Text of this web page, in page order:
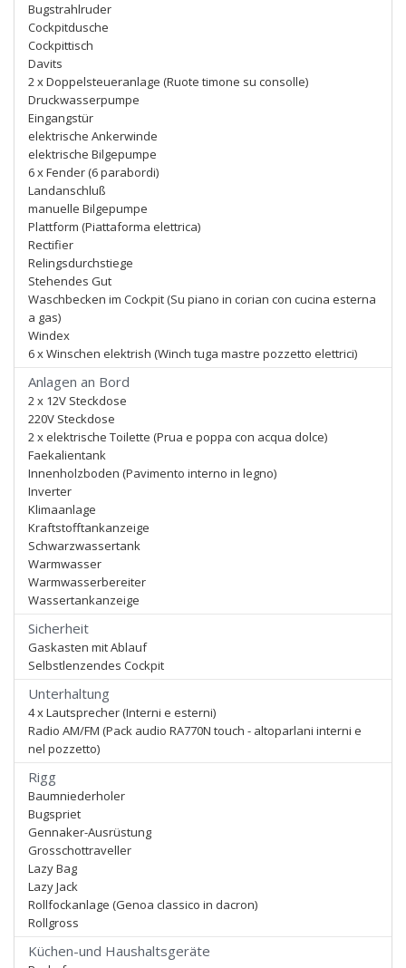
Bugstrahlruder
Cockpitdusche
Cockpittisch
Davits
2 x Doppelsteueranlage (Ruote timone su consolle)
Druckwasserpumpe
Eingangstür
elektrische Ankerwinde
elektrische Bilgepumpe
6 x Fender (6 parabordi)
Landanschluß
manuelle Bilgepumpe
Plattform (Piattaforma elettrica)
Rectifier
Relingsdurchstiege
Stehendes Gut
Waschbecken im Cockpit (Su piano in corian con cucina esterna
a gas)
Windex
6 x Winschen elektrish (Winch tuga mastre pozzetto elettrici)
Anlagen an Bord
2 x 12V Steckdose
220V Steckdose
2 x elektrische Toilette (Prua e poppa con acqua dolce)
Faekalientank
Innenholzboden (Pavimento interno in legno)
Inverter
Klimaanlage
Kraftstofftankanzeige
Schwarzwassertank
Warmwasser
Warmwasserbereiter
Wassertankanzeige
Sicherheit
Gaskasten mit Ablauf
Selbstlenzendes Cockpit
Unterhaltung
4 x Lautsprecher (Interni e esterni)
Radio AM/FM (Pack audio RA770N touch - altoparlani interni e
nel pozzetto)
Rigg
Baumniederholer
Bugspriet
Gennaker-Ausrüstung
Grosschottraveller
Lazy Bag
Lazy Jack
Rollfockanlage (Genoa classico in dacron)
Rollgross
Küchen-und Haushaltsgeräte